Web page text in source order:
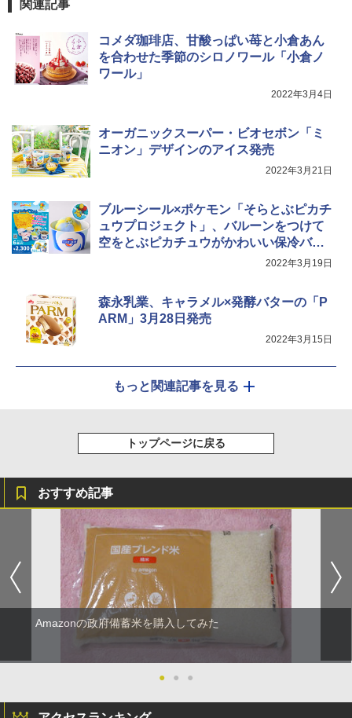
関連記事
コメダ珈琲店、甘酸っぱい苺と小倉あん
を合わせた季節のシロノワール「小倉ノ
ワール」
2022年3月4日
オーガニックスーパー・ビオセボン「ミ
ニオン」デザインのアイス発売
2022年3月21日
ブルーシール×ポケモン「そらとぶピカチ
ュウプロジェクト」、バルーンをつけて
空をとぶピカチュウがかわいい保冷バッ
2022年3月19日
森永乳業、キャラメル×発酵バターの「P
ARM」3月28日発売
2022年3月15日
もっと関連記事を見る
トップページに戻る
おすすめ記事
Amazonの政府備蓄米を購入してみた
● ● ●